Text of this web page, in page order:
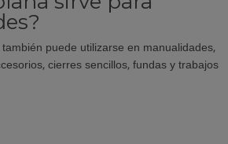
puede utilizarse en manualidades,
cierres sencillos, fundas y trabajos